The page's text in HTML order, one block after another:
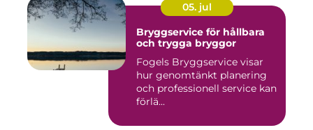
05. jul
Bryggservice för hållbara
och trygga bryggor
Fogels Bryggservice visar
hur genomtänkt planering
och professionell service kan
förlä...